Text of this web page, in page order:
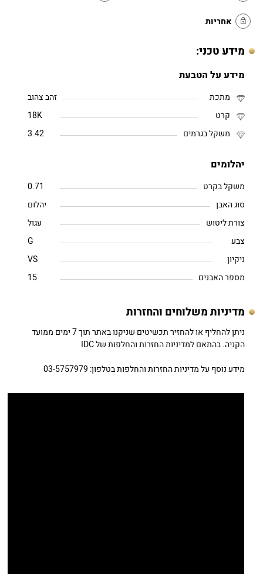
אחריות
מידע טכני:
מידע על הטבעת
מתכת
זהב צהוב
קרט
18K
משקל בגרמים
3.42
יהלומים
משקל בקרט
0.71
סוג האבן
יהלום
צורת ליטוש
עגול
צבע
G
ניקיון
VS
מספר האבנים
15
מדיניות משלוחים והחזרות
ניתן להחליף או להחזיר תכשיטים שניקנו באתר תוך 7 ימים ממועד
הקניה. בהתאם למדיניות החזרות והחלפות של IDC
מידע נוסף על מדיניות החזרות והחלפות בטלפון: 03-5757979